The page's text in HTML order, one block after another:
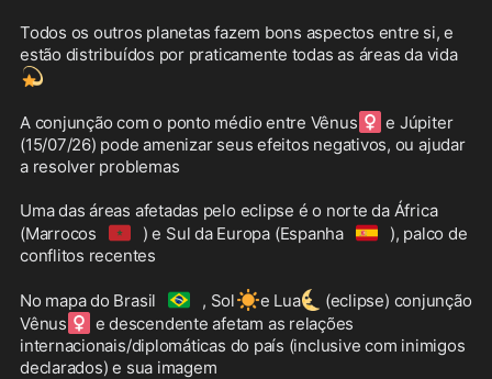
Todos os outros planetas fazem bons aspectos entre si, e
estão distribuídos por praticamente todas as áreas da vida
💫
A conjunção com o ponto médio entre Vênus♀️ e Júpiter
(15/07/26) pode amenizar seus efeitos negativos, ou ajudar
a resolver problemas
Uma das áreas afetadas pelo eclipse é o norte da África
(Marrocos
🇲🇦 ) e Sul da Europa (Espanha 🇪🇸
), palco de
conflitos recentes
No mapa do Brasil 🇧🇷 , Sol☀️e Lua🌜
(eclipse) conjunção
Vênus♀️ e descendente afetam as relações
internacionais/diplomáticas do país (inclusive com inimigos
declarados) e sua imagem